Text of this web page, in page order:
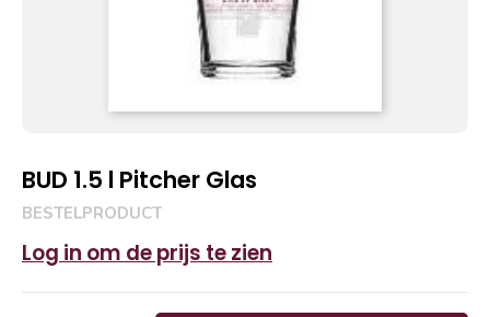
BUD 1.5 l Pitcher Glas
BESTELPRODUCT
Log in om de prijs te zien